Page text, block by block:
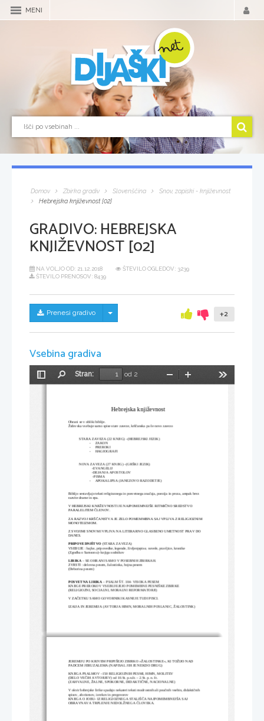
MENI
Domov Zbirka gradiv Slovenščina
Snov, zapiski - književnost
Hebrejska književnost [02]
GRADIVO:HEBREJSKA
KNJIŽEVNOST [02]
NA VOLJO OD: 21.12.2018
ŠTEVILO OGLEDOV: 3239
ŠTEVILO PRENOSOV: 8439
Prenesi gradivo Skrij/prikaži meni +2
Vsebina gradiva
Preklopi
Stran:
od 2
Pomanjšaj
Hebrejska književnost
Ohrani se v obliki biblije.
Židovska vsebuje samo spise stare zaveze, krščanska pa še novo zavezo
STARA ZAVEZA (22 KNJIG) –(HEBREJSKI JEZIK)
-
ZAKON
-
PREROKI
-
HAGIOGRAFI
NOVA ZAVEZA (27 KNJIG) –(GRŠKI JEZIK)
              -EVANGELIJ
              -DEJANJA APOSTOLOV
               -PISMA
-
APOKALIPSA (JANEZOVO RAZODETJE)
Biblijo sestavljajo teksti religioznega in posvetnega značaja, poezija in proza, ampak brez
razvite drame in epa.
V HEBREJSKI KNJIŽEVNOSTI JE NAJPOMEMNEJŠE RITMIČNO SREDSTVO
PARALELITEM ČLENOV.
ZA RAZVOJ KRŠČANSTVA JE ZELO POMEMMBNA SAJ VPLIVA Z RELIGIOZNIM
MONOTEIZMOM.
Z SVOJIMI SNOVMI VPLIVA NA LITERARNO GLASBENO UMETNOST PRAV DO
DANES.
PRIPOVEDNIŠTVO (STARA ZAVEZA)
VSEBUJE : bajke, pripovedke, legende, življenjepise, novele, pravljice, kronike
(Zgodba o Samsonu)- knjiga sodnikov
LIRIKA – SE OHRANI SAMO V POSEBNIH ZBIRKAH.
ZVRSTI : delovna pesem, žalostinka, bojna pesem
(Deborina pesem)
POSVETNA LIRIKA – PSALM ŠT. 104- VISOKA PESEM
KNJIGE PREROKOV VSEBUJEJEJO POMEMBNE PESNIŠKE ZBIRKE
(RELIGIOZNI, SOCIALNI, MORALNI REFORMATORJI)
V ZAČETKU SAMO GOVORNIKI KASNEJE TUDI PISCI.
IZAIJA IN JEREMIJA (AVTORJA HIMN, MORALNIH POSLANIC, ŽALOSTINK)
JEREMIJU PO KRIVEM PRIPIŠEJO ZBIRKO »ŽALOSTINKE«, KI TOŽIJO NAD
PADCEM JERUZALEMA (NAPISAL JIH JE NEKDO DRUG)
KNJIGA PSALMOV –150 RELIGIOZNIH PESMI, HIMN, MOLITEV
(DELO VEČIH AVTORJEV) od 10.St. p.n.št. – 2.St. p. n. št.
(ZAHVALNE, ŽALNE, SPOKORNE, DIDAKTIČNE, NACIONALNE)
V okvir hebrejske lirike spadajo nekateri teksti modrostnih ali poučnih vsebin, didaktičnih
spisov, aforizmov, izrekov in pregovorov
KNJIGA O JOBU- IZ RELIGIOZNEGA STALIŠČA NAJPOMEMBNEJŠA SAJ
OBRAVNAVA TRPLENJE NEDOLŽNEGA ČLOVEKA.